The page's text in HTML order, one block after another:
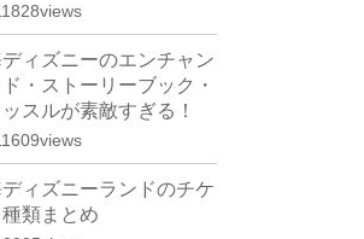
ディズニーのエンチャン
・ストーリーブック・
スルが素敵すぎる！
ディズニーランドのチケ
類まとめ